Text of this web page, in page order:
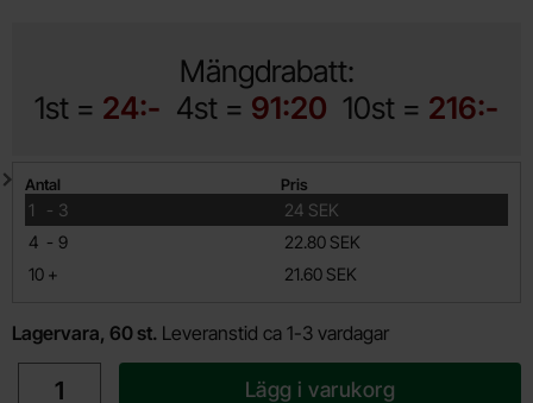
Mängdrabatt:
1st = 24:- 4st = 91:20 10st = 216:-
Mängdrabatt
Antal Pris
1 -
till 3
24 SEK
4 -
till 9
22.80 SEK
10 +
till 21.60 SEK
Lagervara, 60 st. Leveranstid ca 1-3 vardagar
Lägg i varukorg